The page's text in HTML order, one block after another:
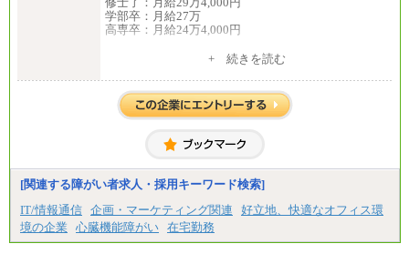
⑤月給20万円～25万円
⑥月給33万円～48万円
⑦月給271,000円以上
⑧～⑮月給200,000円〜月給400,000円
⑯月給185,000円以上
⑰月給237,000円以上
⑱月給212,000円以上
⑲東京：月給202,000 円以上 、京都：月給193,000 円
以上
㉑月給185,000 円以上
㉓月給224,500円以上
※全コース共通※ 能力・経験・勤務地などにより
※試用期間中も給与に変更はございません。
学部卒：月給27万
高専卒：月給24万4,000円
月給 250,000円～350,000円
想定年収 420万円～600万円
入社時の処遇（基本給・賞与）は経験・スキルを考
経験・スキルによっては、記載額を超える場合もあ
※試用期間中も給与に変更はございません。
+ 続きを読む
[関連する障がい者求人・採用キーワード検索]
IT/情報通信 企画・マーケティング関連
好立地、快適なオフィス環
境の企業
心臓機能障がい 在宅勤務